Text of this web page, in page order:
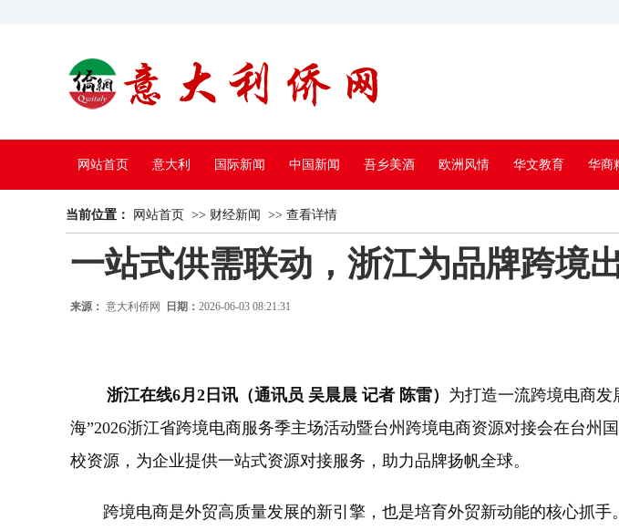
网站首页 意大利 国际新闻 中国新闻 吾乡美酒 欧洲风情 华文教育 华商
中国电视
当前位置： 网站首页 >> 财经新闻 >> 查看详情
一站式供需联动，浙江为品牌跨境
来源： 意大利侨网 日期： 2026-06-03 08:21:31
浙江在线6月2日讯（通讯员 吴晨晨 记者 陈雷） 为打造一流跨境电商发
海”2026浙江省跨境电商服务季主场活动暨台州跨境电商资源对接会在台
校资源，为企业提供一站式资源对接服务，助力品牌扬帆全球。
跨境电商是外贸高质量发展的新引擎，也是培育外贸新动能的核心抓手